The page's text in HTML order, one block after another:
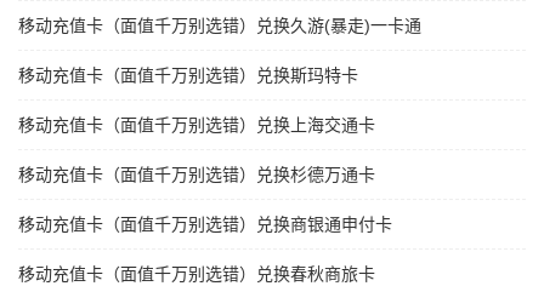
移动充值卡（面值千万别选错）兑换久游(暴走)一卡通
移动充值卡（面值千万别选错）兑换斯玛特卡
移动充值卡（面值千万别选错）兑换上海交通卡
移动充值卡（面值千万别选错）兑换杉德万通卡
移动充值卡（面值千万别选错）兑换商银通申付卡
移动充值卡（面值千万别选错）兑换春秋商旅卡